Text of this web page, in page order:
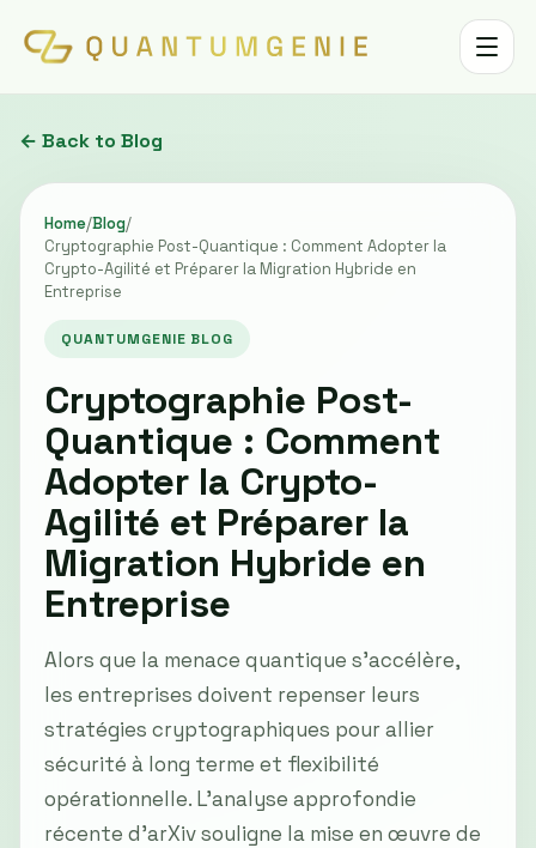
Toggle
← Back to Blog
Home/Blog/
Cryptographie Post-Quantique : Comment Adopter la
Crypto-Agilité et Préparer la Migration Hybride en
Entreprise
QUANTUMGENIE BLOG
Cryptographie Post-
Quantique : Comment
Adopter la Crypto-
Agilité et Préparer la
Migration Hybride en
Entreprise
Alors que la menace quantique s'accélère,
les entreprises doivent repenser leurs
stratégies cryptographiques pour allier
sécurité à long terme et flexibilité
opérationnelle. L'analyse approfondie
récente d'arXiv souligne la mise en œuvre de